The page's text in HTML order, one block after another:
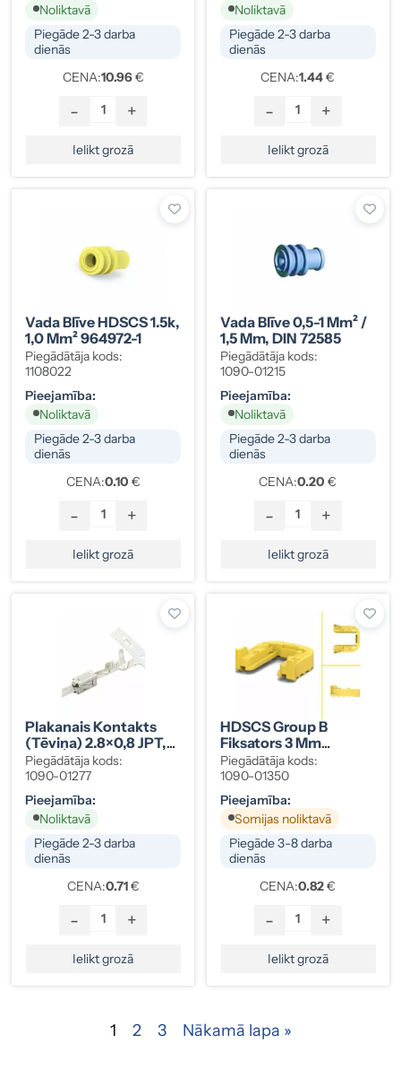
Noliktavā
Piegāde 2-3 darba
dienās
CENA:10.96€
- +
Ielikt grozā
Noliktavā
Piegāde 2-3 darba
dienās
CENA:1.44€
- +
Ielikt grozā
Vada Blīve HDSCS 1.5k,
1,0 Mm² 964972-1
Piegādātāja kods:
1108022
Pieejamība:
Noliktavā
Piegāde 2-3 darba
dienās
CENA:0.10 €
- +
Ielikt grozā
Vada Blīve 0,5-1 Mm² /
1,5 Mm, DIN 72585
Piegādātāja kods:
1090-01215
Pieejamība:
Noliktavā
Piegāde 2-3 darba
dienās
CENA:0.20 €
- +
Ielikt grozā
Plakanais Kontakts
(tēviņa) 2.8×0,8 JPT,
0,5–1,0 Mm² 1962915-1
Piegādātāja kods:
1090-01277
Pieejamība:
Noliktavā
Piegāde 2-3 darba
dienās
CENA:0.71€
- +
Ielikt grozā
HDSCS Group B
Fiksators 3 Mm
Panelim, Dzeltens
Piegādātāja kods:
1090-01350
Pieejamība:
Somijas noliktavā
Piegāde 3-8 darba
dienās
CENA:0.82€
- +
Ielikt grozā
1 2 3 Nākamā lapa »